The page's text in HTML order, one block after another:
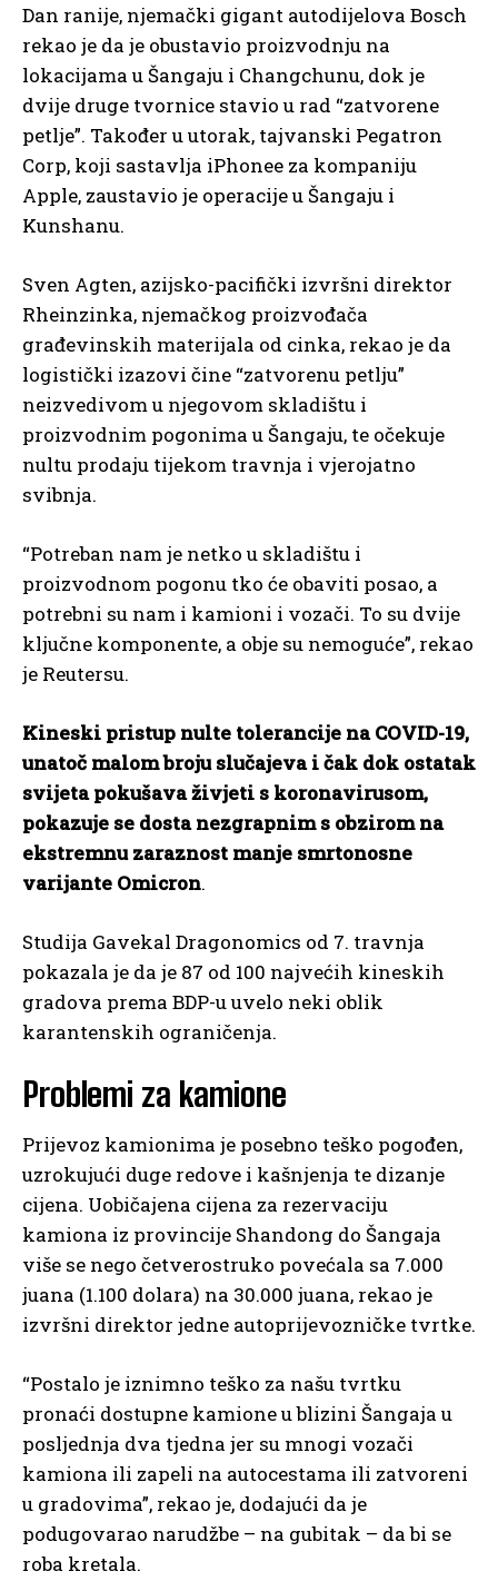
Dan ranije, njemački gigant autodijelova Bosch
rekao je da je obustavio proizvodnju na
lokacijama u Šangaju i Changchunu, dok je
dvije druge tvornice stavio u rad “zatvorene
petlje”. Također u utorak, tajvanski Pegatron
Corp, koji sastavlja iPhonee za kompaniju
Apple, zaustavio je operacije u Šangaju i
Kunshanu.
Sven Agten, azijsko-pacifički izvršni direktor
Rheinzinka, njemačkog proizvođača
građevinskih materijala od cinka, rekao je da
logistički izazovi čine “zatvorenu petlju”
neizvedivom u njegovom skladištu i
proizvodnim pogonima u Šangaju, te očekuje
nultu prodaju tijekom travnja i vjerojatno
svibnja.
“Potreban nam je netko u skladištu i
proizvodnom pogonu tko će obaviti posao, a
potrebni su nam i kamioni i vozači. To su dvije
ključne komponente, a obje su nemoguće”, rekao
je Reutersu.
Kineski pristup nulte tolerancije na COVID-19,
unatoč malom broju slučajeva i čak dok ostatak
svijeta pokušava živjeti s koronavirusom,
pokazuje se dosta nezgrapnim s obzirom na
ekstremnu zaraznost manje smrtonosne
varijante Omicron.
Studija Gavekal Dragonomics od 7. travnja
pokazala je da je 87 od 100 najvećih kineskih
gradova prema BDP-u uvelo neki oblik
karantenskih ograničenja.
Problemi za kamione
Prijevoz kamionima je posebno teško pogođen,
uzrokujući duge redove i kašnjenja te dizanje
cijena. Uobičajena cijena za rezervaciju
kamiona iz provincije Shandong do Šangaja
više se nego četverostruko povećala sa 7.000
juana (1.100 dolara) na 30.000 juana, rekao je
izvršni direktor jedne autoprijevozničke tvrtke.
“Postalo je iznimno teško za našu tvrtku
pronaći dostupne kamione u blizini Šangaja u
posljednja dva tjedna jer su mnogi vozači
kamiona ili zapeli na autocestama ili zatvoreni
u gradovima”, rekao je, dodajući da je
podugovarao narudžbe – na gubitak – da bi se
roba kretala.